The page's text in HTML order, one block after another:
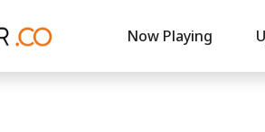
Now Playing